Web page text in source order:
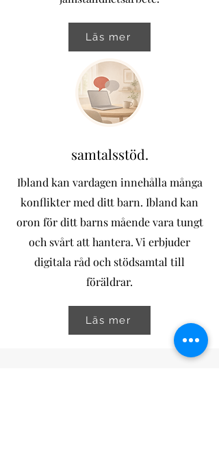
Läs mer
samtalsstöd.
Ibland kan vardagen innehålla många
konflikter med ditt barn. Ibland kan
oron för ditt barns mående vara tungt
och svårt att hantera. Vi erbjuder
digitala råd och stödsamtal till
föräldrar.
Läs mer